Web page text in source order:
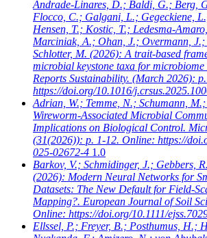
Andrade-Linares, D.; Baldi, G.; Berg,
Flocco, C.; Galgani, L.; Gegeckiene,
Hensen, T.; Kostic, T.; Ledesma-
Marciniak, A.; Ohan, J.; Overmann,
Schlotter, M. (2026): A trait-based
microbial keystone taxa for
Reports Sustainability. (March 2026):
https://doi.org/10.1016/
Adrian, W.; Temme, N.; Schumann,
Wireworm-Associated Microbial
Implications on Biological Control.
(31(2026)): p. 1-12. Online: https://
025-02672-4 1.0
Barkov, V.; Schmidinger, J.; Gebbers,
(2026): Modern Neural Networks for
Datasets: The New Default for Field-
Mapping?. European Journal of Soil
Online: https://doi.org/10.1111/
Ellssel, P.; Freyer, B.; Posthumus, H.;